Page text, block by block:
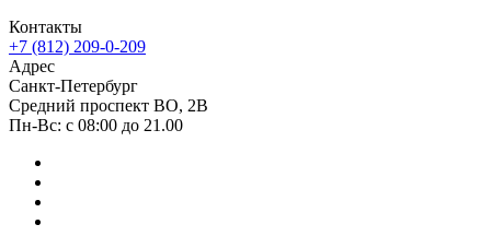
Контакты
+7 (812) 209-0-209
Адрес
Санкт-Петербург
Средний проспект ВО, 2В
Пн-Вc: с 08:00 до 21.00